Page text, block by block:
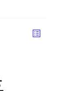
list_alt